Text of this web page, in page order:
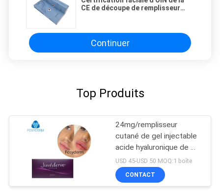
CE de découpe de remplisseur
Continuer
Top Produits
24mg/remplisseur
cutané de gel injectable
acide hyaluronique de ml
Ultra4 pour les lèvres
2*1ml
USD 45-USD 50 MOQ:1 boîte
CONTACT